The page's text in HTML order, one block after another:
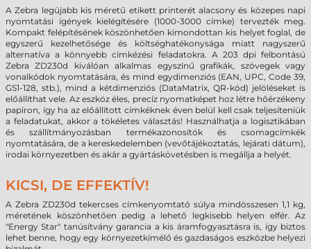
A Zebra legújabb kis méretű etikett printerét alacsony és közepes napi
nyomtatási igények kielégítésére (1000-3000 címke) tervezték meg.
Kompakt felépítésének köszönhetően kimondottan kis helyet foglal, de
egyszerű kezelhetősége és költséghatékonysága miatt nagyszerű
alternatíva a könnyebb címkézési feladatokra. A 203 dpi felbontású
Zebra ZD230d kiválóan alkalmas egyszínű grafikák, szövegek vagy
vonalkódok nyomtatására, és mind egydimenziós (EAN, UPC, Code 39,
GS1-128, stb.), mind a kétdimenziós (DataMatrix, QR-kód) jelöléseket is
előállíthat vele. Az eszköz éles, precíz nyomatképet hoz létre hőérzékeny
papíron, így ha az előállított címkéknek éven belül kell csak teljesíteniük
a feladatukat, akkor a tökéletes választás! Használhatja a logisztikában
és szállítmányozásban termékazonosítók és csomagcímkék
nyomtatására, de a kereskedelemben (vevőtájékoztatás, lejárati dátum),
irodai környezetben és akár a gyártáskövetésben is megállja a helyét.
KICSI, DE EFFEKTÍV!
A Zebra ZD230d tekercses címkenyomtató súlya mindösszesen 1,1 kg,
méretének köszönhetően pedig a lehető legkisebb helyen elfér. Az
"Energy Star" tanúsítvány garancia a kis áramfogyasztásra is, így biztos
lehet benne, hogy egy környezetkímélő és gazdaságos eszközbe helyezi